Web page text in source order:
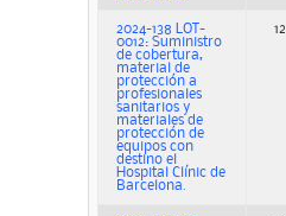
2024-138 LOT-
0012: Suministro
de cobertura,
material de
protección a
profesionales
sanitarios y
materiales de
protección de
equipos con
destino el
Hospital Clínic de
Barcelona.
12